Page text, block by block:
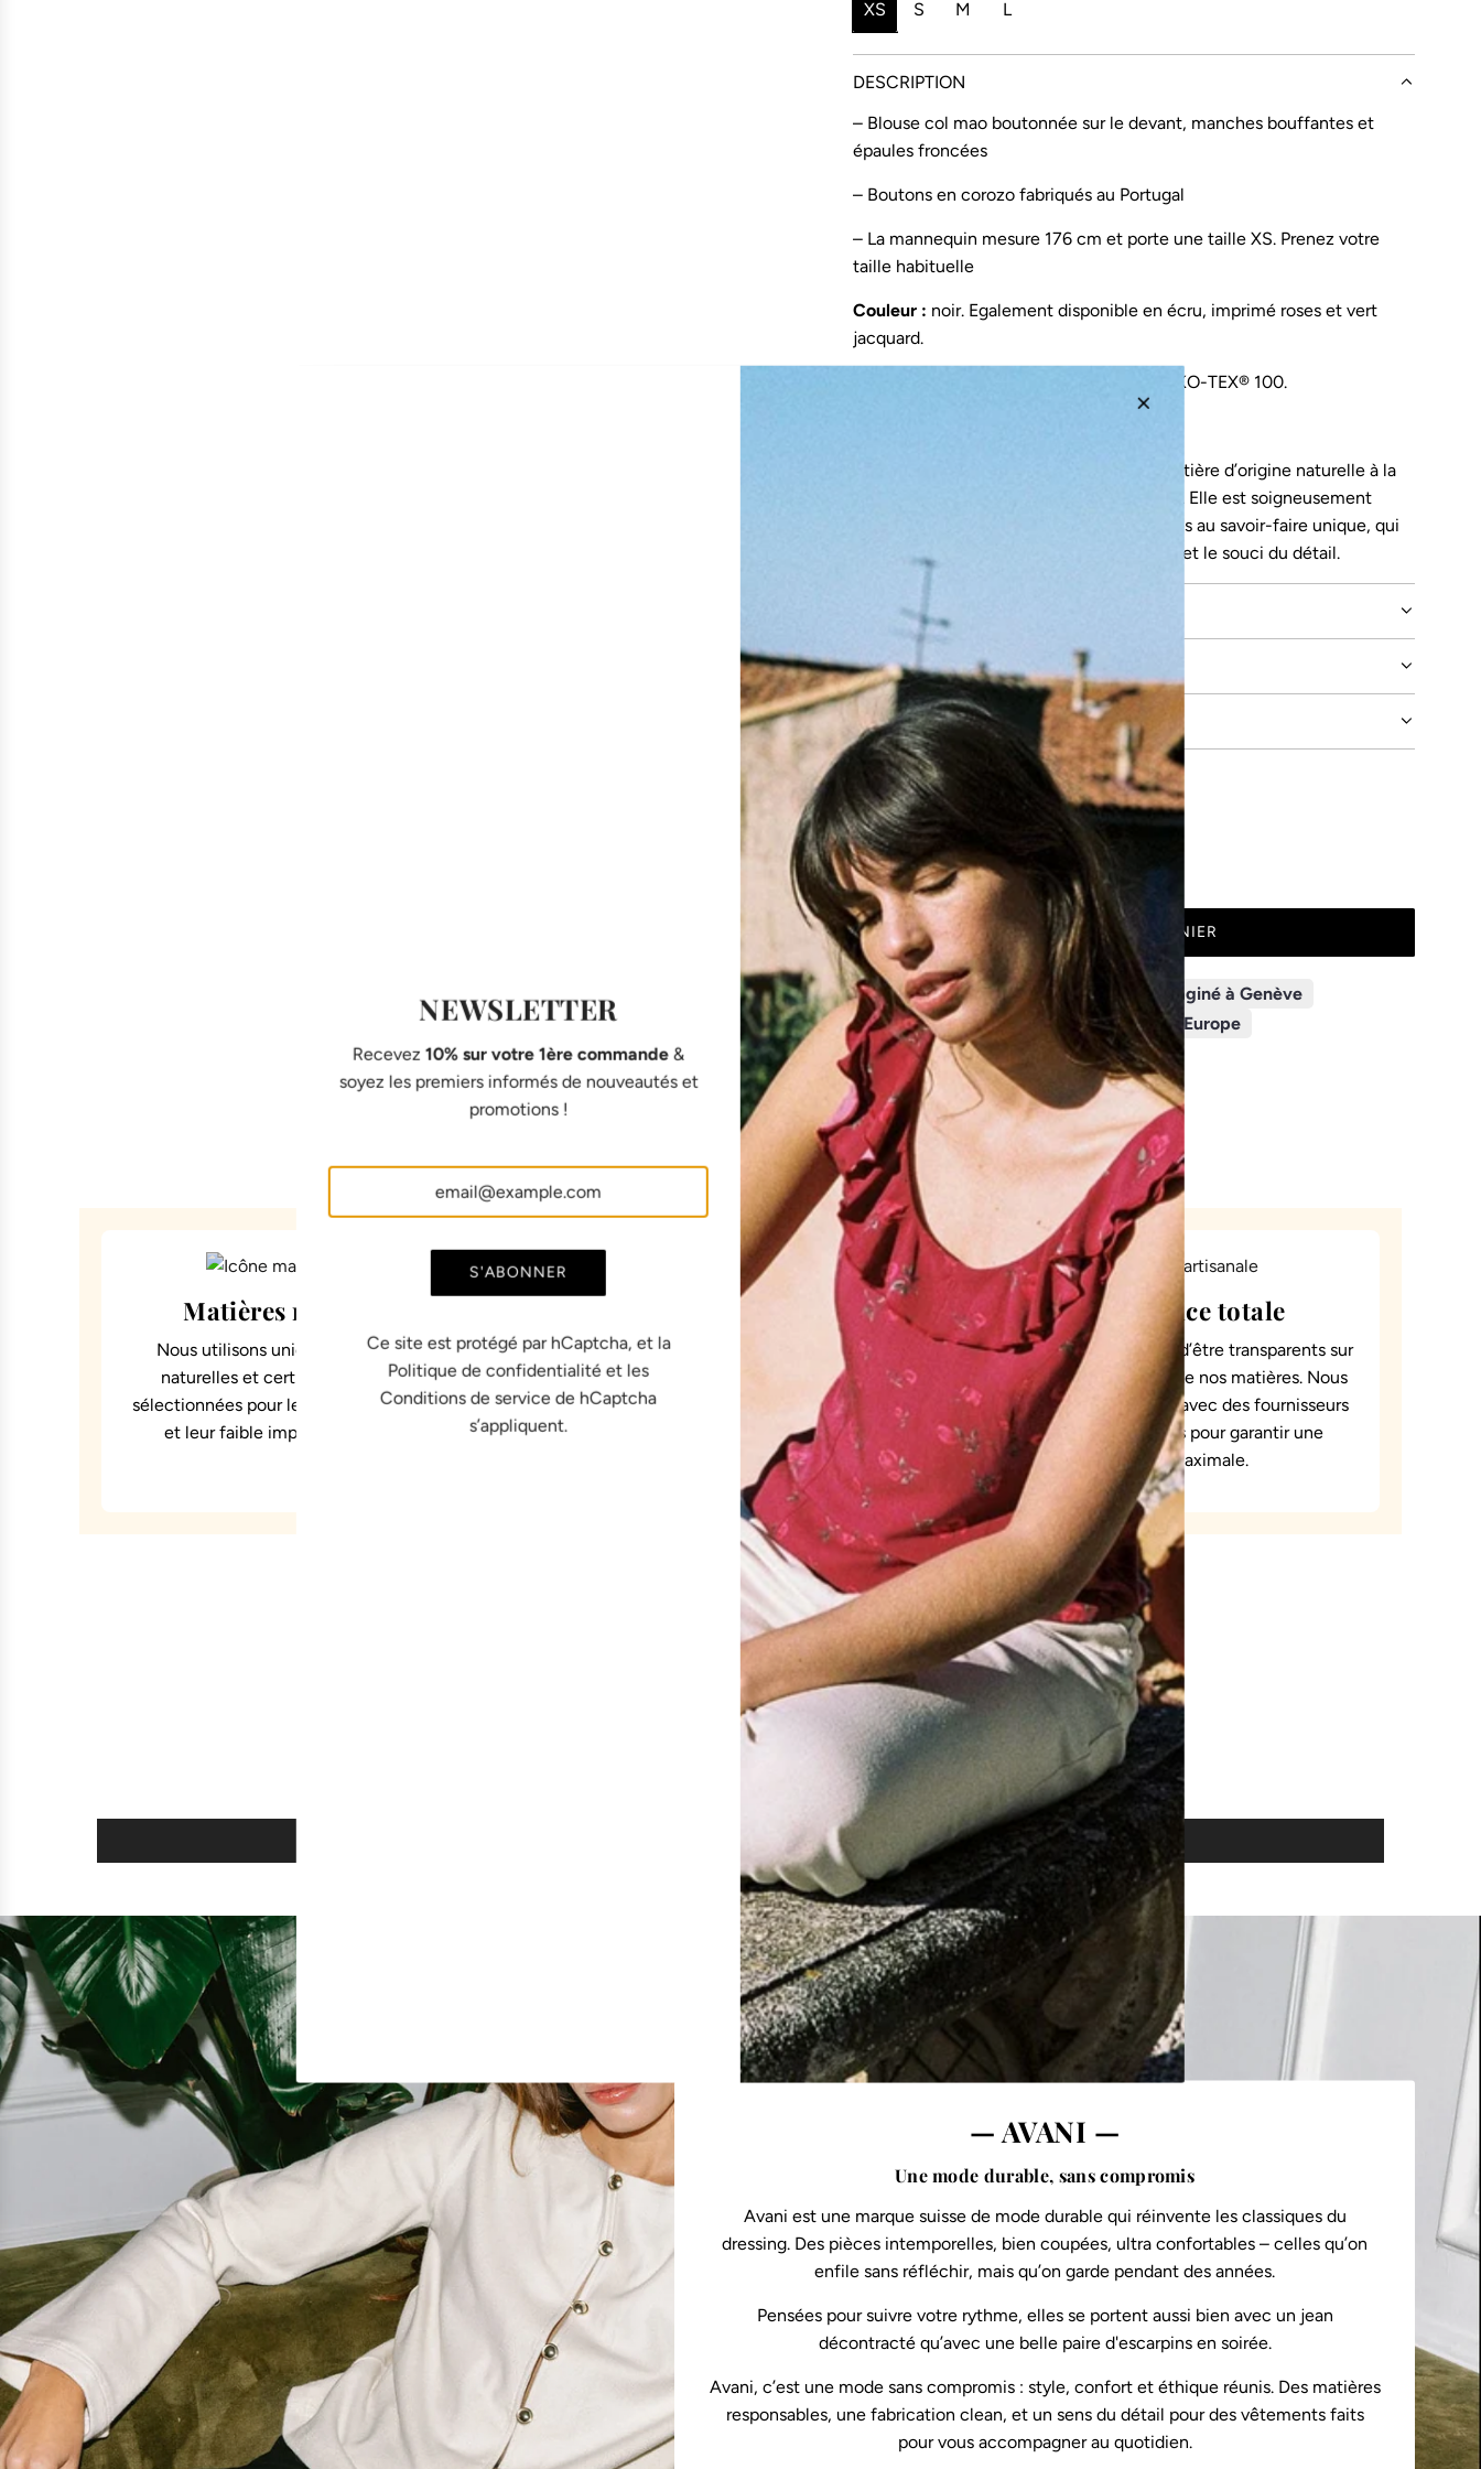
n
s
o
l
d
e
é
g
u
l
i
e
r
XS
S M L
DESCRIPTION
– Blouse col mao boutonnée sur le devant, manches bouffantes et
épaules froncées
– Boutons en corozo fabriqués au Portugal
– La mannequin mesure 176 cm et porte une taille XS. Prenez votre
taille habituelle
Couleur : noir. Egalement disponible en écru, imprimé roseset vert
jacquard.
100% viscose certifiée OEKO-TEX® 100.
Cette blouse est réalisée à partir d’une matière d’origine naturelle à la
fois confortable et respirante pour la peau. Elle est soigneusement
confectionnée au Portugal par des femmes au savoir-faire unique, qui
partagent notre engagement responsable et le souci du détail.
GUIDE DES TAILLES
ENTRETIEN
CONSEILS MORPHO
QUANTITÉ
AJOUTER AU PANIER
H
R
G
E
M
N
T
.
.
Livraison en 48h
Imaginé à Genève
Confectionné en Europe
SHARE
Matières responsables
Nous utilisons uniquement des matières
naturelles et certifiées, soigneusement
sélectionnées pour leur confort, leur durabilité
et leur faible impact environnemental.
Fabrication européenne
Toutes nos pièces sont imaginées en Suisse et
fabriquées en France et au Portugal, dans des
ateliers responsables que nous connaissons
personnellement et qui excellent dans leur
domaine.
Transparence totale
Il est essentiel pour nous d’être transparents sur
l’origine et la traçabilité de nos matières. Nous
collaborons uniquement avec des fournisseurs
partageant ces valeurs pour garantir une
traçabilité maximale.
Avis Clients
Soyez le premier à écrire un avis
Écrire un avis
— AVANI —
Une mode durable, sans compromis
Avani est une marque suisse de mode durable qui réinvente les classiques du
dressing. Des pièces intemporelles, bien coupées, ultra confortables – celles qu’on
enfile sans réfléchir, mais qu’on garde pendant des années.
Pensées pour suivre votre rythme, elles se portent aussi bien avec un jean
décontracté qu’avec une belle paire d'escarpins en soirée.
Avani, c’est une mode sans compromis : style, confort et éthique réunis. Des matières
responsables, une fabrication clean, et un sens du détail pour des vêtements faits
pour vous accompagner au quotidien.
NEWSLETTER
Recevez 10% sur votre 1ère commande&
soyez les premiers informés de nouveautés et
promotions !
S'ABONNER
Ce site est protégé par hCaptcha, et la
Politique de confidentialitéet les
Conditions de servicede hCaptcha
s’appliquent.